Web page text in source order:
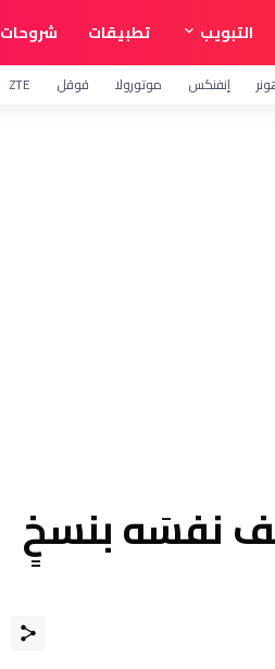
التبويب تطبيقات شروحات
إنفنكس موتورولا قوقل ZTE
نفسَه بنسخٍ